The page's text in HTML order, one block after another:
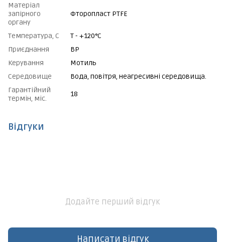
Матеріал
запірного
органу
Фторопласт PTFE
Температура, С
Т - +120°C
Приєднання
ВР
Керування
Мотиль
Середовище
Вода, повітря, неагресивні середовища.
Гарантійний
термін, міс.
18
Відгуки
Додайте перший відгук
Написати відгук